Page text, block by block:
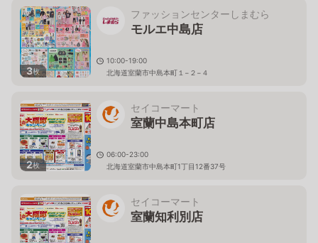
3枚
ファッションセンターしまむら
モルエ中島店
10:00-19:00
北海道室蘭市中島本町１−２−４
2枚
セイコーマート
室蘭中島本町店
06:00-23:00
北海道室蘭市中島本町1丁目12番37号
セイコーマート
室蘭知利別店